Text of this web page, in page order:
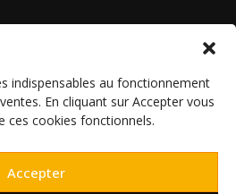
indispensables au fonctionnement
En cliquant sur Accepter vous
ces cookies fonctionnels.
Accepter